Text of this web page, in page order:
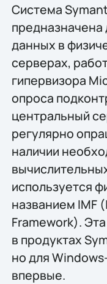
Система
предназначена
данных в
серверах,
гипервизора
опроса
центральный
регулярно
наличии
используется
названием IMF
Framework).
в продуктах
но для
впервые.